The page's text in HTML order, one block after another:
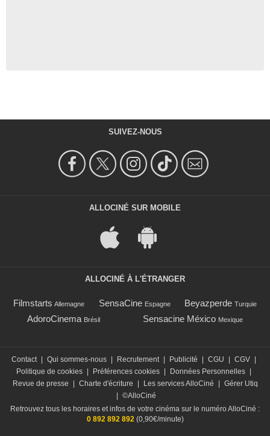
SUIVEZ-NOUS
ALLOCINÉ SUR MOBILE
ALLOCINÉ À L'ÉTRANGER
Filmstarts Allemagne SensaCine Espagne Beyazperde Turquie
AdoroCinema Brésil Sensacine México Mexique
Contact Qui sommes-nous Recrutement Publicité CGU CGV
Politique de cookies
Préférences cookies Données Personnelles
Revue de presse
Charte d'écriture Les services AlloCiné
Gérer Utiq
©AlloCiné
Retrouvez tous les horaires et infos de votre cinéma sur le numéro AlloCiné :
0 892 892 892(0,90€/minute)